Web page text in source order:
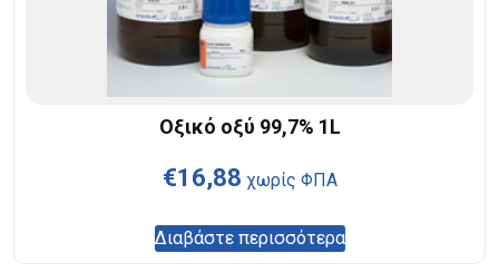
Οξικό οξύ 99,7% 1L
€16,88 χωρίς ΦΠΑ
Διαβάστε περισσότερα